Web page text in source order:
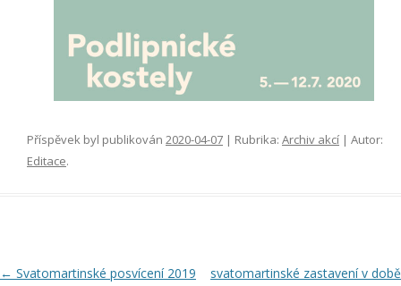
Příspěvek byl publikován 2020-04-07 | Rubrika: Archiv akcí | Autor:
Editace.
Navigace
← Svatomartinské posvícení 2019 svatomartinské zastavení v době